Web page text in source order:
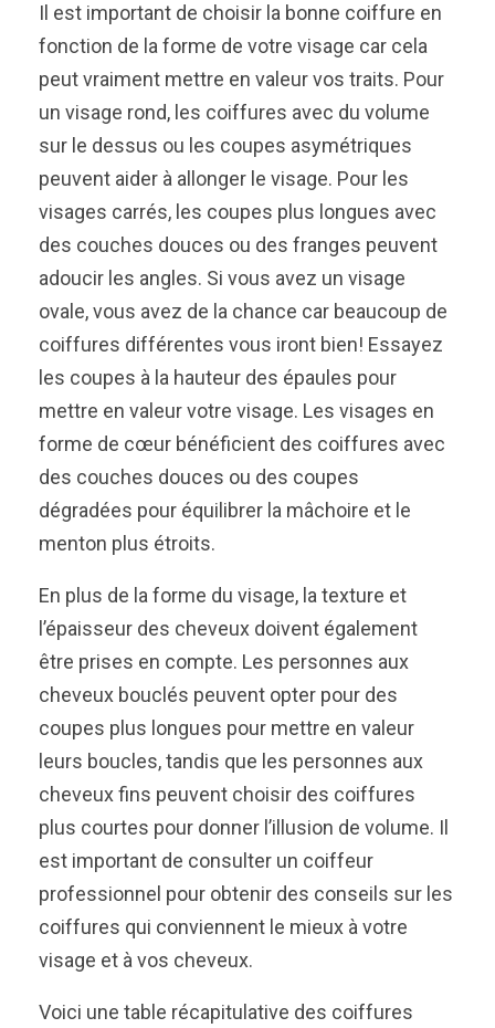
Il est important de choisir la bonne coiffure en
fonction de la forme de votre visage car cela
peut vraiment mettre en valeur vos traits. Pour
un visage rond, les coiffures avec du volume
sur le dessus ou les coupes asymétriques
peuvent aider à allonger le visage. Pour les
visages carrés, les coupes plus longues avec
des couches douces ou des franges peuvent
adoucir les angles. Si vous avez un visage
ovale, vous avez de la chance car beaucoup de
coiffures différentes vous iront bien! Essayez
les coupes à la hauteur des épaules pour
mettre en valeur votre visage. Les visages en
forme de cœur bénéficient des coiffures avec
des couches douces ou des coupes
dégradées pour équilibrer la mâchoire et le
menton plus étroits.
En plus de la forme du visage, la texture et
l’épaisseur des cheveux doivent également
être prises en compte. Les personnes aux
cheveux bouclés peuvent opter pour des
coupes plus longues pour mettre en valeur
leurs boucles, tandis que les personnes aux
cheveux fins peuvent choisir des coiffures
plus courtes pour donner l’illusion de volume. Il
est important de consulter un coiffeur
professionnel pour obtenir des conseils sur les
coiffures qui conviennent le mieux à votre
visage et à vos cheveux.
Voici une table récapitulative des coiffures